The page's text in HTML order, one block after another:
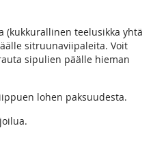
(kukkurallinen teelusikka yhtä
sitruunaviipaleita. Voit
sipulien päälle hieman
lohen paksuudesta.